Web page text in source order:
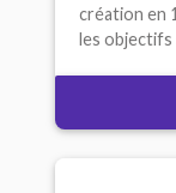
création en
les objectifs